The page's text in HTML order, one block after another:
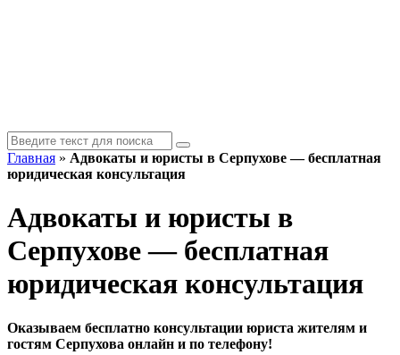
Главная » Адвокаты и юристы в Серпухове — бесплатная
юридическая консультация
Адвокаты и юристы в
Серпухове — бесплатная
юридическая консультация
Оказываем бесплатно консультации юриста жителям и
гостям Серпухова онлайн и по телефону!